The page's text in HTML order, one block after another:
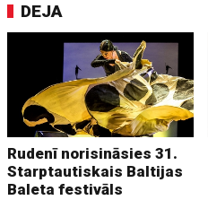
DEJA
Rudenī norisināsies 31.
Starptautiskais Baltijas
Baleta festivāls